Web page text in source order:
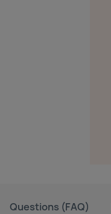
Questions (FAQ)